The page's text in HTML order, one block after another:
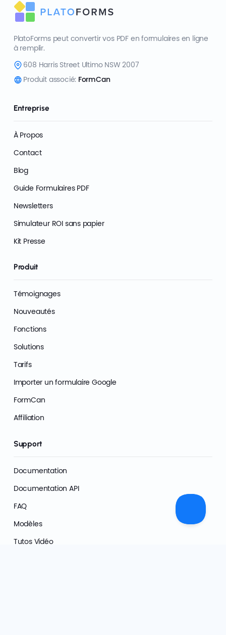
PlatoForms peut convertir vos PDF en formulaires en ligne
à remplir.
608 Harris Street Ultimo NSW 2007
Produit associé: FormCan
Entreprise
À Propos
Contact
Blog
Guide Formulaires PDF
Newsletters
Simulateur ROI sans papier
Kit Presse
Produit
Témoignages
Nouveautés
Fonctions
Solutions
Tarifs
Importer un formulaire Google
FormCan
Affiliation
Support
Documentation
Documentation API
FAQ
Modèles
Tutos Vidéo